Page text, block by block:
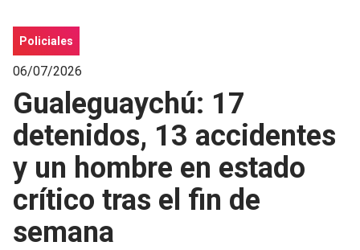
Policiales
06/07/2026
Gualeguaychú: 17
detenidos, 13 accidentes
y un hombre en estado
crítico tras el fin de
semana